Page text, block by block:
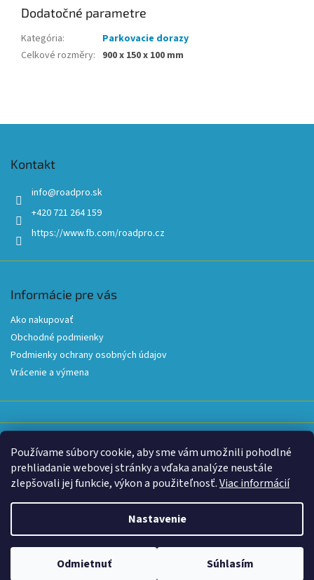
Používame súbory cookie, aby sme vám umožnili pohodlné
prehliadanie webovej stránky a vďaka analýze neustále
zlepšovali jej funkcie, výkon a použiteľnosť.Viac informácií
Nastavenie
Odmietnuť Súhlasím
Z dôvodu extrémnych teplôt je dnes prevádzka skladu obmedzená do
13:30. Zároveň môže dôjsť k oneskoreniu doručenia niektorých
zásielok, pretože niektorí prepravcovia v popoludňajších hodinách z
dôvodu vysokých teplôt obmedzujú alebo prerušujú zvoz a rozvoz.
Dodatočné parametre
Kategória:
Parkovacie dorazy
Celkové rozměry: 900 x 150 x 100 mm
Kontakt
info@roadpro.sk
+420 721 264 159
https://www.fb.com/roadpro.cz
Informácie pre vás
Ako nakupovať
Obchodné podmienky
Podmienky ochrany osobných údajov
Vrácenie a výmena
Prijímame online platby
Vytvoril Shoptet|šablóna upravenáShop-factory.cz
Copyright 2026Roadpro.sk . Všetky práva vyhradené.